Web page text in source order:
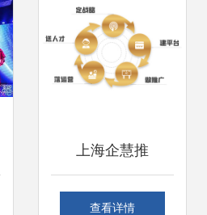
上海企慧推
查看详情